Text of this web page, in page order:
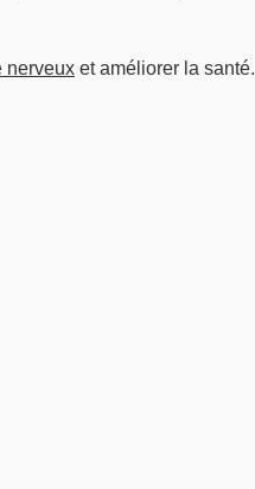
nerveux et améliorer la santé.